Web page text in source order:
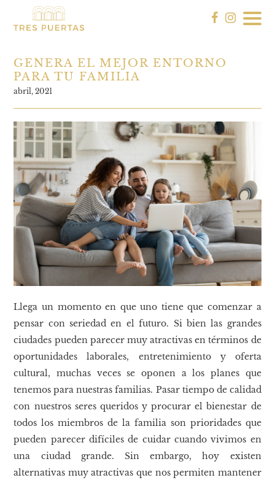
GENERA EL MEJOR ENTORNO
PARA TU FAMILIA
abril, 2021
Llega un momento en que uno tiene que comenzar a
pensar con seriedad en el futuro. Si bien las grandes
ciudades pueden parecer muy atractivas en términos de
oportunidades laborales, entretenimiento y oferta
cultural, muchas veces se oponen a los planes que
tenemos para nuestras familias. Pasar tiempo de calidad
con nuestros seres queridos y procurar el bienestar de
todos los miembros de la familia son prioridades que
pueden parecer difíciles de cuidar cuando vivimos en
una ciudad grande. Sin embargo, hoy existen
alternativas muy atractivas que nos permiten mantener